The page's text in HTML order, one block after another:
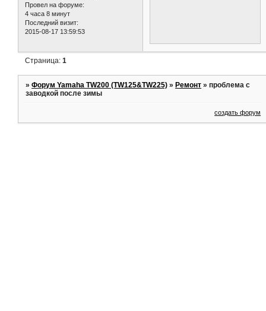
Провел на форуме:
4 часа 8 минут
Последний визит:
2015-08-17 13:59:53
Страница:1
»Форум Yamaha TW200 (TW125&TW225) » Ремонт »проблема с
заводкой после зимы
создать форум